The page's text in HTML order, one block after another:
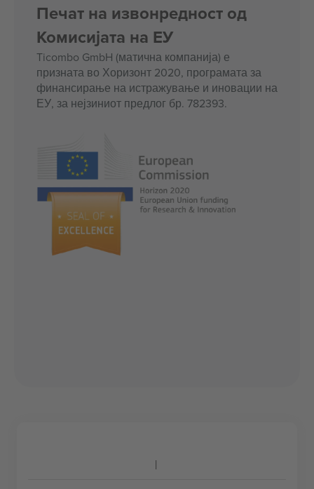
Печат на извонредност од
Комисијата на ЕУ
Ticombo GmbH (матична компанија) е
призната во Хоризонт 2020, програмата за
финансирање на истражување и иновации на
ЕУ, за нејзиниот предлог бр. 782393.